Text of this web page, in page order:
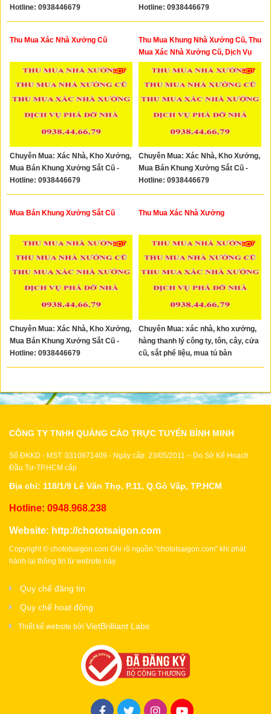
Hotline: 0938446679
Hotline: 0938446679
Thu Mua Xác Nhà Xưởng Cũ
Chuyên Mua: Xác Nhà, Kho Xưởng,
Mua Bán Khung Xưởng Sắt Cũ -
Hotline: 0938446679
Thu Mua Khung Nhà Xưởng Cũ, Thu
Mua Xác Nhà Xưởng Cũ, Dịch Vụ
Phá Dỡ Nhà TPHCM
Chuyên Mua: Xác Nhà, Kho Xưởng,
Mua Bán Khung Xưởng Sắt Cũ -
Hotline: 0938446679
Mua Bán Khung Xưởng Sắt Cũ
Chuyên Mua: Xác Nhà, Kho Xưởng,
Mua Bán Khung Xưởng Sắt Cũ -
Hotline: 0938446679
Thu Mua Xác Nhà Xưởng
Chuyên Mua: xác nhà, kho xưởng,
hàng thanh lý công ty, tôn, cây, cửa
cũ, sắt phế liệu, mua tủ bàn
ghế...0938446679
CÔNG TY TNHH QUẢNG CÁO TRỰC TUYẾN BÌNH MINH
Số ĐKKD - MST: 0310871409 - Ngày cấp: 23/05/2011 – Do Sở Kế Hoạch
Đầu Tư-TP.HCM cấp
Địa chỉ: 118/1/9 Lê Văn Thọ, P.11, Q.Gò Vấp, TP.HCM
Hotline: 0948.968.238
Website: http://chototsaigon.com
Copyright © chototsaigon.com Ghi rõ nguồn “chototsaigon.com” khi phát
hành lại thông tin từ website này.
Quy chế đăng tin
Quy chế hoạt động
Thiết kế website bởi VietBrilliant Labs